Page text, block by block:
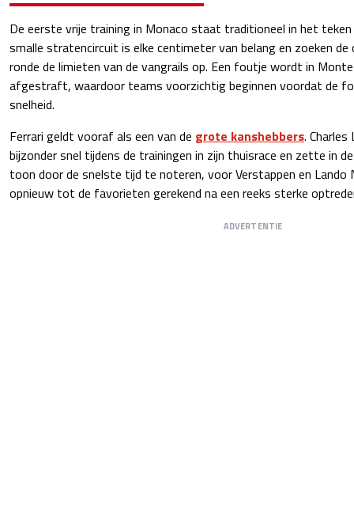
De eerste vrije training in Monaco staat traditioneel in het
smalle stratencircuit is elke centimeter van belang en zoeken
ronde de limieten van de vangrails op. Een foutje wordt in
afgestraft, waardoor teams voorzichtig beginnen voordat de
snelheid.
Ferrari geldt vooraf als een van de grote kanshebbers.
bijzonder snel tijdens de trainingen in zijn thuisrace en zette in
toon door de snelste tijd te noteren, voor Verstappen en Lando
opnieuw tot de favorieten gerekend na een reeks sterke
ADVERTENTIE